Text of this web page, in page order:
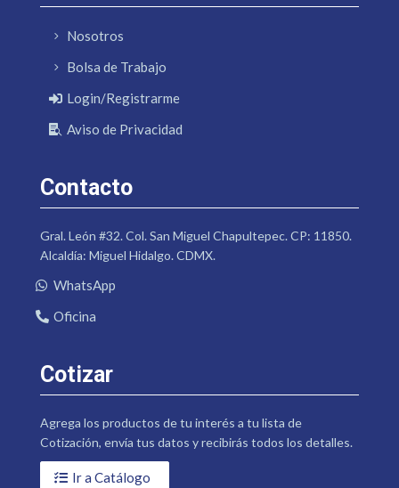
Nosotros
Bolsa de Trabajo
Login/Registrarme
Aviso de Privacidad
Contacto
Gral. León #32. Col. San Miguel Chapultepec. CP: 11850.
Alcaldía: Miguel Hidalgo. CDMX.
WhatsApp
Oficina
Cotizar
Agrega los productos de tu interés a tu lista de
Cotización, envía tus datos y recibirás todos los detalles.
Ir a Catálogo